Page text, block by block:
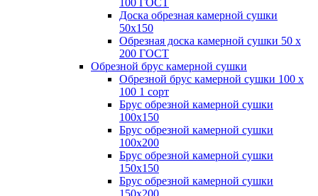
100 ГОСТ
Доска обрезная камерной сушки
50х150
Обрезная доска камерной сушки 50 х
200 ГОСТ
Обрезной брус камерной сушки
Обрезной брус камерной сушки 100 х
100 1 сорт
Брус обрезной камерной сушки
100х150
Брус обрезной камерной сушки
100х200
Брус обрезной камерной сушки
150х150
Брус обрезной камерной сушки
150х200